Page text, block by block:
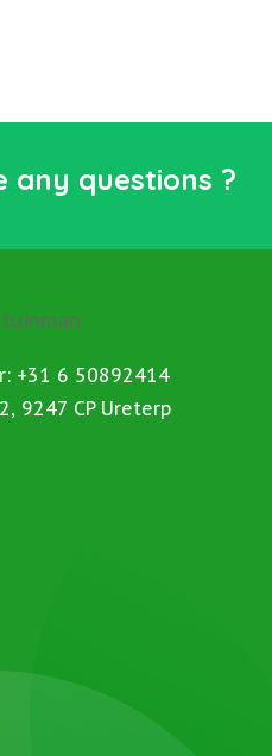
any questions ?
+31 6 50892414
9247 CP Ureterp